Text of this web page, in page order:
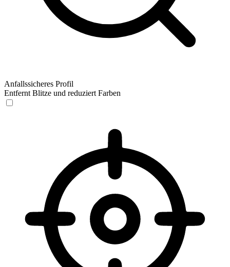
Anfallssicheres Profil
Entfernt Blitze und reduziert Farben